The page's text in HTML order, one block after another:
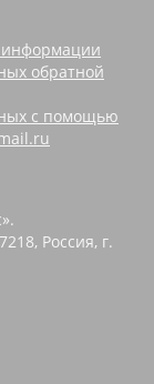
обратной
с помощью
Россия, г.